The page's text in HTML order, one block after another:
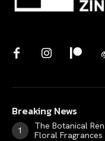
Breaking News
The Botanical
Floral Fragrances